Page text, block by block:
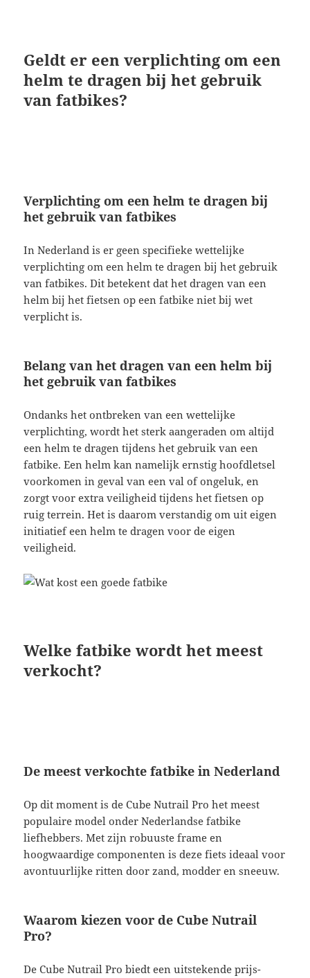
Geldt er een verplichting om een
helm te dragen bij het gebruik
van fatbikes?
Verplichting om een helm te dragen bij
het gebruik van fatbikes
In Nederland is er geen specifieke wettelijke
verplichting om een helm te dragen bij het gebruik
van fatbikes. Dit betekent dat het dragen van een
helm bij het fietsen op een fatbike niet bij wet
verplicht is.
Belang van het dragen van een helm bij
het gebruik van fatbikes
Ondanks het ontbreken van een wettelijke
verplichting, wordt het sterk aangeraden om altijd
een helm te dragen tijdens het gebruik van een
fatbike. Een helm kan namelijk ernstig hoofdletsel
voorkomen in geval van een val of ongeluk, en
zorgt voor extra veiligheid tijdens het fietsen op
ruig terrein. Het is daarom verstandig om uit eigen
initiatief een helm te dragen voor de eigen
veiligheid.
Welke fatbike wordt het meest
verkocht?
De meest verkochte fatbike in Nederland
Op dit moment is de Cube Nutrail Pro het meest
populaire model onder Nederlandse fatbike
liefhebbers. Met zijn robuuste frame en
hoogwaardige componenten is deze fiets ideaal voor
avontuurlijke ritten door zand, modder en sneeuw.
Waarom kiezen voor de Cube Nutrail
Pro?
De Cube Nutrail Pro biedt een uitstekende prijs-